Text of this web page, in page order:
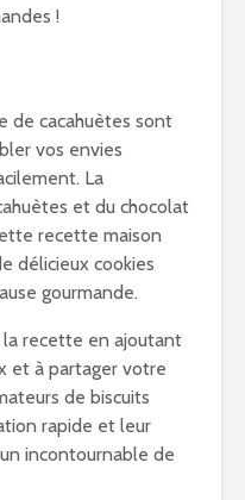
!
de cacahuètes sont
vos envies
La
et du chocolat
recette maison
délicieux cookies
gourmande.
la recette en ajoutant
et à partager votre
de biscuits
rapide et leur
incontournable de